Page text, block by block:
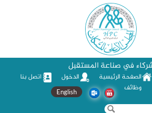
في صناعة المستقبل
الصفحة الرئيسية الدخول
اتصل بنا
وظائف
English